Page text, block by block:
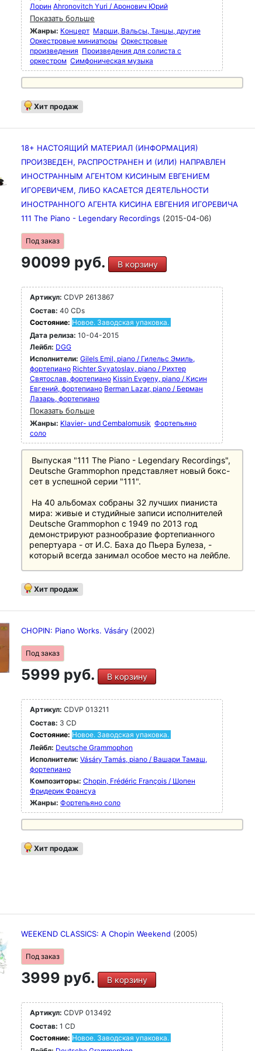
шедевры XX века - от Стравинского до Мессии.
На дисках 79 - 100 представлены шедевры XX
века от Стравинского до Мессиана, Булеза и
Горецкого, а также Хольста, Рахманинова,
Сибелиуса, Айвза, Яначека, Равеля и многих
других.
Лорин Ahronovitch Yuri / Аронович Юрий
Показать больше
Жанры: Концерт Марши, Вальсы, Танцы, другие
Оркестровые миниатюры Оркестровые
произведения Произведения для солиста с
оркестром Симфоническая музыка
Хит продаж
18+ НАСТОЯЩИЙ МАТЕРИАЛ (ИНФОРМАЦИЯ)
ПРОИЗВЕДЕН, РАСПРОСТРАНЕН И (ИЛИ) НАПРАВЛЕН
ИНОСТРАННЫМ АГЕНТОМ КИСИНЫМ ЕВГЕНИЕМ
ИГОРЕВИЧЕМ, ЛИБО КАСАЕТСЯ ДЕЯТЕЛЬНОСТИ
ИНОСТРАННОГО АГЕНТА КИСИНА ЕВГЕНИЯ ИГОРЕВИЧА
111 The Piano - Legendary Recordings (2015-04-06)
Под заказ
90099 руб. В корзину
Артикул: CDVP 2613867
Состав: 40 CDs
Состояние: Новое. Заводская упаковка.
Дата релиза: 10-04-2015
Лейбл: DGG
Исполнители: Gilels Emil, piano / Гилельс Эмиль,
фортепиано Richter Svyatoslav, piano / Рихтер
Святослав, фортепиано Kissin Evgeny, piano / Кисин
Евгений, фортепиано Berman Lazar, piano / Берман
Лазарь, фортепиано
Показать больше
Жанры: Klavier- und Cembalomusik Фортепьяно
соло
Выпуская "111 The Piano - Legendary Recordings",
Deutsche Grammophon представляет новый бокс-
сет в успешной серии "111".
На 40 альбомах собраны 32 лучших пианиста
мира: живые и студийные записи исполнителей
Deutsche Grammophon с 1949 по 2013 год
демонстрируют разнообразие фортепианного
репертуара - от И.С. Баха до Пьера Булеза, -
который всегда занимал особое место на лейбле.
Аргерих, Владимир Горовиц, Иво Погорелич или
Святослав Рихтер, и новыми звездами, такими
виде лимитированного бокс-сета, состоящего из
54 альбомов в слипкейсе, каждый из которых
имеет оригинальный дизайн обложки.
Хит продаж
CHOPIN: Piano Works. Vásáry (2002)
Под заказ
5999 руб. В корзину
Артикул: CDVP 013211
Состав: 3 CD
Состояние: Новое. Заводская упаковка.
Лейбл: Deutsche Grammophon
Исполнители: Vásáry Tamás, piano / Вашари Тамаш,
фортепиано
Композиторы: Chopin, Frédéric François / Шопен
Фридерик Франсуа
Жанры: Фортепьяно соло
Хит продаж
WEEKEND CLASSICS: A Chopin Weekend (2005)
Под заказ
3999 руб. В корзину
Артикул: CDVP 013492
Состав: 1 CD
Состояние: Новое. Заводская упаковка.